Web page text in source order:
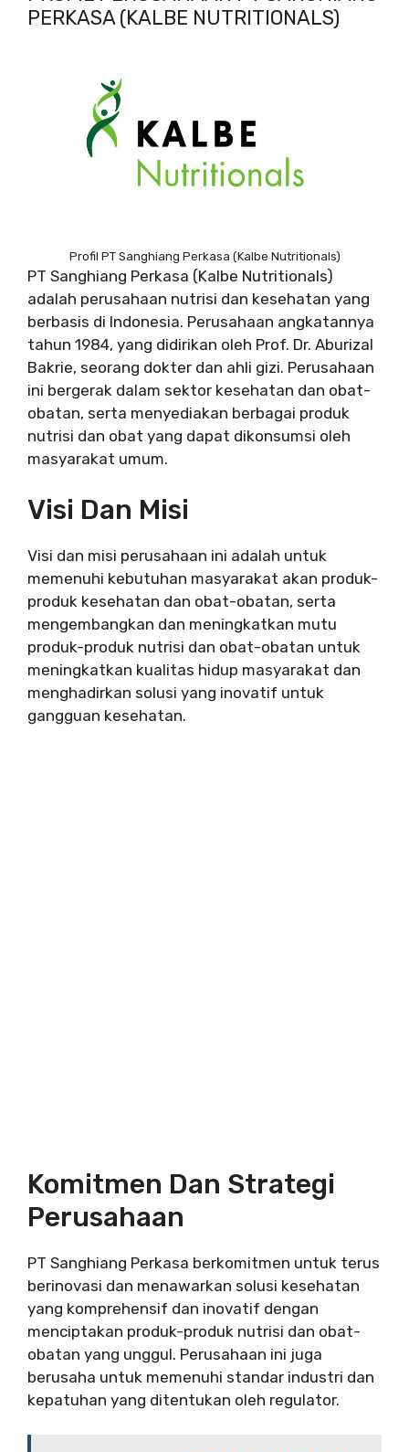
PERKASA (KALBE NUTRITIONALS)
Profil PT Sanghiang Perkasa (Kalbe Nutritionals)
PT Sanghiang Perkasa (Kalbe Nutritionals)
adalah perusahaan nutrisi dan kesehatan yang
berbasis di Indonesia. Perusahaan angkatannya
tahun 1984, yang didirikan oleh Prof. Dr. Aburizal
Bakrie, seorang dokter dan ahli gizi. Perusahaan
ini bergerak dalam sektor kesehatan dan obat-
obatan, serta menyediakan berbagai produk
nutrisi dan obat yang dapat dikonsumsi oleh
masyarakat umum.
Visi Dan Misi
Visi dan misi perusahaan ini adalah untuk
memenuhi kebutuhan masyarakat akan produk-
produk kesehatan dan obat-obatan, serta
mengembangkan dan meningkatkan mutu
produk-produk nutrisi dan obat-obatan untuk
meningkatkan kualitas hidup masyarakat dan
menghadirkan solusi yang inovatif untuk
gangguan kesehatan.
Komitmen Dan Strategi
Perusahaan
PT Sanghiang Perkasa berkomitmen untuk terus
berinovasi dan menawarkan solusi kesehatan
yang komprehensif dan inovatif dengan
menciptakan produk-produk nutrisi dan obat-
obatan yang unggul. Perusahaan ini juga
berusaha untuk memenuhi standar industri dan
kepatuhan yang ditentukan oleh regulator.